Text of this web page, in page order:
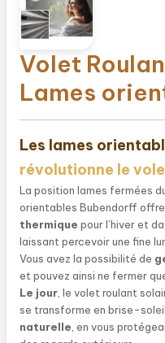
Volet
Lames
Les lames
révolutionne le
La position lames fermées
orientables Bubendorff offre
thermique pour l’hiver et
laissant percevoir une fine
Vous avez la possibilité de
et pouvez ainsi ne fermer
Le jour , le volet roulant
se transforme en brise-
naturelle , en vous